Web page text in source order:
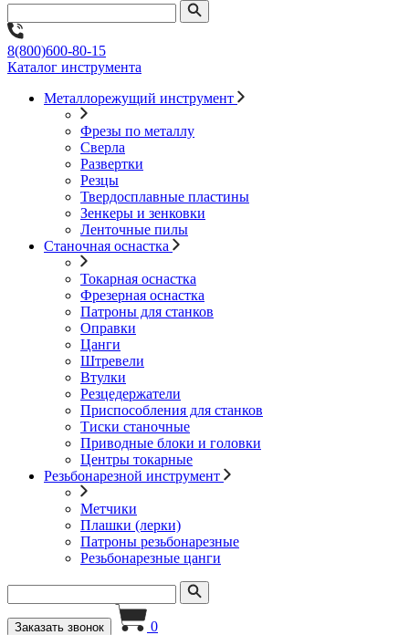
8(800)600-80-15
Каталог инструмента
Металлорежущий инструмент
Фрезы по металлу
Сверла
Развертки
Резцы
Твердосплавные пластины
Зенкеры и зенковки
Ленточные пилы
Станочная оснастка
Токарная оснастка
Фрезерная оснастка
Патроны для станков
Оправки
Цанги
Штревели
Втулки
Резцедержатели
Приспособления для станков
Тиски станочные
Приводные блоки и головки
Центры токарные
Резьбонарезной инструмент
Метчики
Плашки (лерки)
Патроны резьбонарезные
Резьбонарезные цанги
Заказать звонок 0